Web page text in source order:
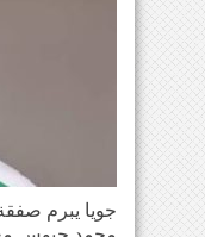
جويا يبرم